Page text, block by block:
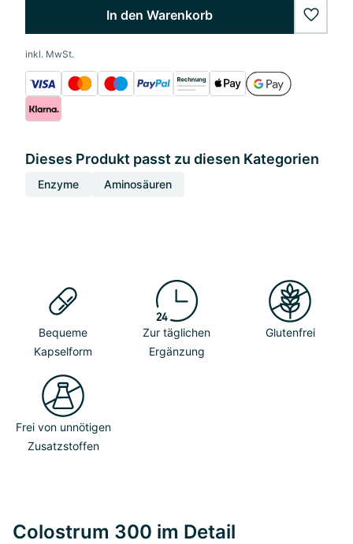
In den Warenkorb
inkl. MwSt.
Dieses Produkt passt zu diesen Kategorien
Enzyme Aminosäuren
Bequeme
Kapselform
Zur täglichen
Ergänzung
Glutenfrei
Frei von unnötigen
Zusatzstoffen
Colostrum 300 im Detail